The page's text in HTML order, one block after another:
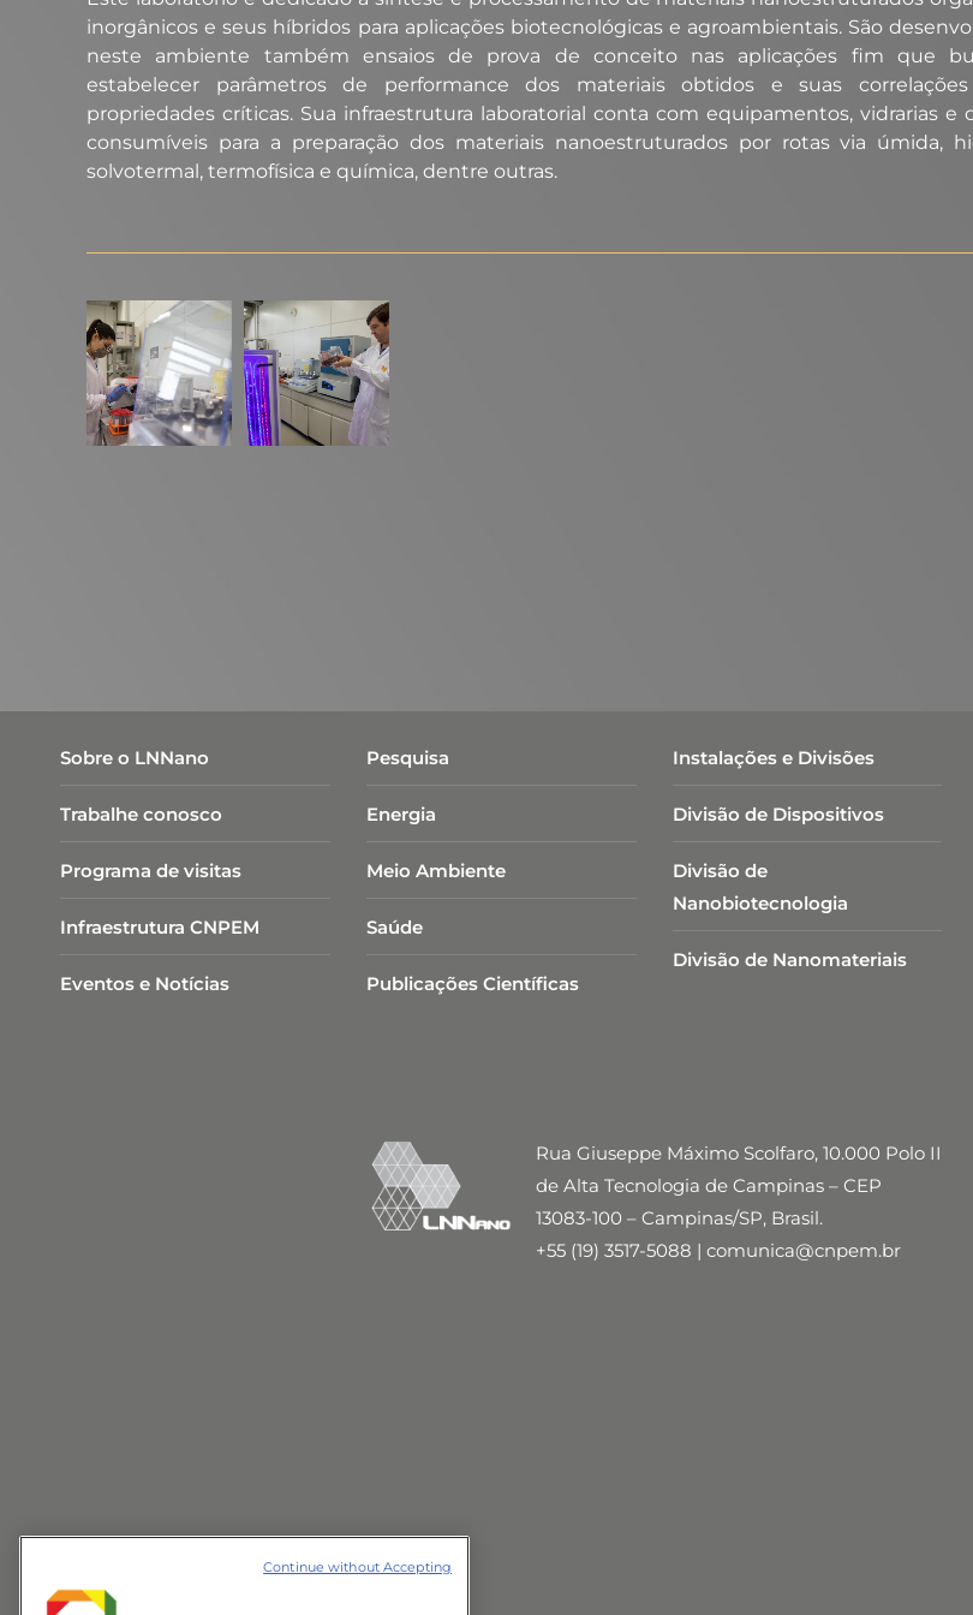
inorgânicos e seus híbridos para aplicações biotecnológicas e agroambientais. São
neste ambiente também ensaios de prova de conceito nas aplicações fim que
estabelecer parâmetros de performance dos materiais obtidos e suas
propriedades críticas. Sua infraestrutura laboratorial conta com equipamentos, vidrarias e
consumíveis para a preparação dos materiais nanoestruturados por rotas via úmida,
solvotermal, termofísica e química, dentre outras.
Sobre o LNNano
Trabalhe conosco
Programa de visitas
Infraestrutura CNPEM
Eventos e Notícias
Pesquisa
Energia
Meio Ambiente
Saúde
Publicações Científicas
Instalações e Divisões
Divisão de Dispositivos
Divisão de
Nanobiotecnologia​
Divisão de Nanomateriais
Rua Giuseppe Máximo Scolfaro, 10.000 Polo II
de Alta Tecnologia de Campinas – CEP
13083-100 – Campinas/SP, Brasil.
+55 (19) 3517-5088 | comunica@cnpem.br
Continue without Accepting